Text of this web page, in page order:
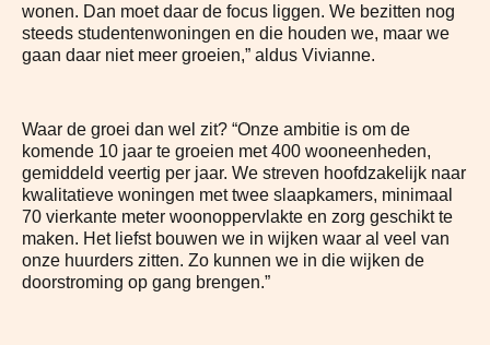
wonen. Dan moet daar de focus liggen. We bezitten nog
steeds studentenwoningen en die houden we, maar we
gaan daar niet meer groeien,” aldus Vivianne.
Waar de groei dan wel zit? “Onze ambitie is om de
komende 10 jaar te groeien met 400 wooneenheden,
gemiddeld veertig per jaar. We streven hoofdzakelijk naar
kwalitatieve woningen met twee slaapkamers, minimaal
70 vierkante meter woonoppervlakte en zorg geschikt te
maken. Het liefst bouwen we in wijken waar al veel van
onze huurders zitten. Zo kunnen we in die wijken de
doorstroming op gang brengen.”